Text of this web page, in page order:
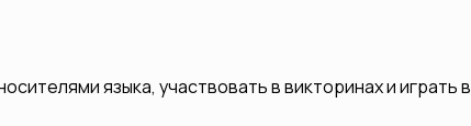
языка, участвовать в викторинах и играть в